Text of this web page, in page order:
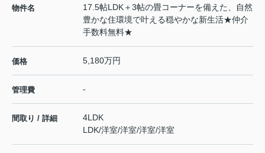
物件名
17.5帖LDK＋3帖の畳コーナーを備えた、自然
豊かな住環境で叶える穏やかな新生活★仲介
手数料無料★
価格 5,180万円
管理費 -
間取り / 詳細
4LDK
LDK/洋室/洋室/洋室/洋室